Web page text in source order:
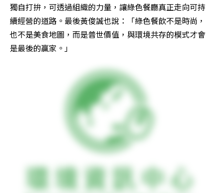
獨自打拚，可透過組織的力量，讓綠色餐廳真正走向可持
續經營的道路。最後黃俊誠也說：「綠色餐飲不是時尚，
也不是美食地圖，而是普世價值，與環境共存的模式才會
是最後的贏家。」